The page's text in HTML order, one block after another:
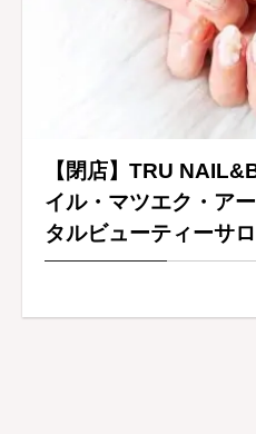
【閉店】TRU
イル・マツエク・ア
タルビューティーサ